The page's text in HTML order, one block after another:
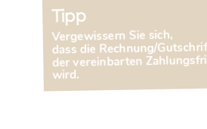
Tipp
Vergewissern Sie sich,
dass die Rechnung/
der vereinbarten
wird.